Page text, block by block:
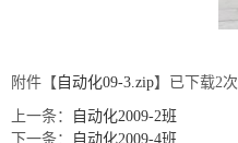
附件【 自动化09-3.zip】已下载2次
上一条：
自动化2009-2班
下一条：
自动化2009-4班